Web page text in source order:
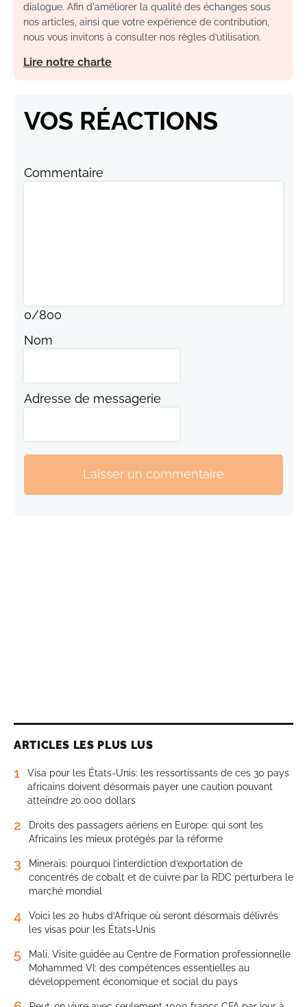
dialogue. Afin d'améliorer la qualité des échanges sous
nos articles, ainsi que votre expérience de contribution,
nous vous invitons à consulter nos règles d’utilisation.
Lire notre charte
VOS RÉACTIONS
Commentaire
0/800
Nom
Adresse de messagerie
Laisser un commentaire
ARTICLES LES PLUS LUS
1
Visa pour les États-Unis: les ressortissants de ces 30 pays
africains doivent désormais payer une caution pouvant
atteindre 20.000 dollars
2
Droits des passagers aériens en Europe: qui sont les
Africains les mieux protégés par la réforme
3
Minerais: pourquoi l’interdiction d’exportation de
concentrés de cobalt et de cuivre par la RDC perturbera le
marché mondial
4
Voici les 20 hubs d’Afrique où seront désormais délivrés
les visas pour les États-Unis
5
Mali. Visite guidée au Centre de Formation professionnelle
Mohammed VI: des compétences essentielles au
développement économique et social du pays